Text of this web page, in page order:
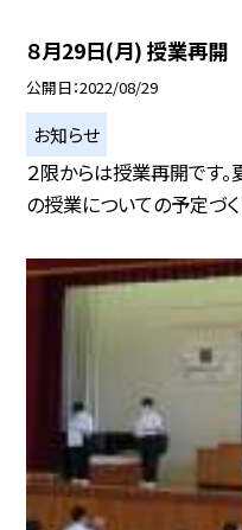
８月29日(月) 授業再開
公開日 2022/08/29
お知らせ
２限からは授業再開です
の授業についての予定づく